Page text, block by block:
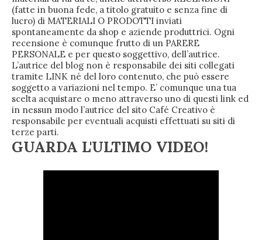
(fatte in buona fede, a titolo gratuito e senza fine di
lucro) di MATERIALI O PRODOTTI inviati
spontaneamente da shop e aziende produttrici. Ogni
recensione è comunque frutto di un PARERE
PERSONALE e per questo soggettivo, dell’autrice.
L’autrice del blog non è responsabile dei siti collegati
tramite LINK né del loro contenuto, che può essere
soggetto a variazioni nel tempo. E’ comunque una tua
scelta acquistare o meno attraverso uno di questi link ed
in nessun modo l’autrice del sito Café Creativo è
responsabile per eventuali acquisti effettuati su siti di
terze parti.
GUARDA L'ULTIMO VIDEO!